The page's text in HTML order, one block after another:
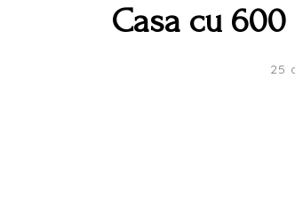
Casa cu
25